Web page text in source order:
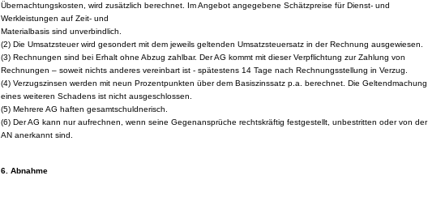
Übernachtungskosten, wird zusätzlich berechnet. Im Angebot angegebene Schätzpreise für Dienst- und
Werkleistungen auf Zeit- und
Materialbasis sind unverbindlich.
(2) Die Umsatzsteuer wird gesondert mit dem jeweils geltenden Umsatzsteuersatz in der Rechnung ausgewiesen.
(3) Rechnungen sind bei Erhalt ohne Abzug zahlbar. Der AG kommt mit dieser Verpflichtung zur Zahlung von
Rechnungen – soweit nichts anderes vereinbart ist - spätestens 14 Tage nach Rechnungsstellung in Verzug.
(4) Verzugszinsen werden mit neun Prozentpunkten über dem Basiszinssatz p.a. berechnet. Die Geltendmachung
eines weiteren Schadens ist nicht ausgeschlossen.
(5) Mehrere AG haften gesamtschuldnerisch.
(6) Der AG kann nur aufrechnen, wenn seine Gegenansprüche rechtskräftig festgestellt, unbestritten oder von der
AN anerkannt sind.
6. Abnahme